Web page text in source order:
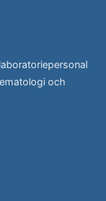
och